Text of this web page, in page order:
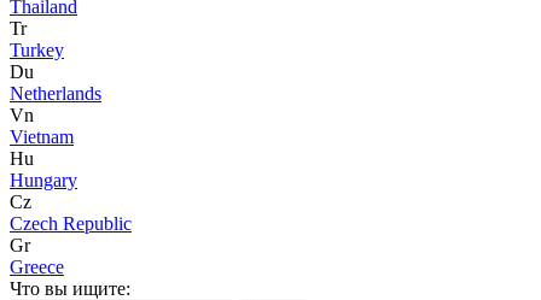
Thailand
Tr
Turkey
Du
Netherlands
Vn
Vietnam
Hu
Hungary
Cz
Czech Republic
Gr
Greece
Что вы ищите: